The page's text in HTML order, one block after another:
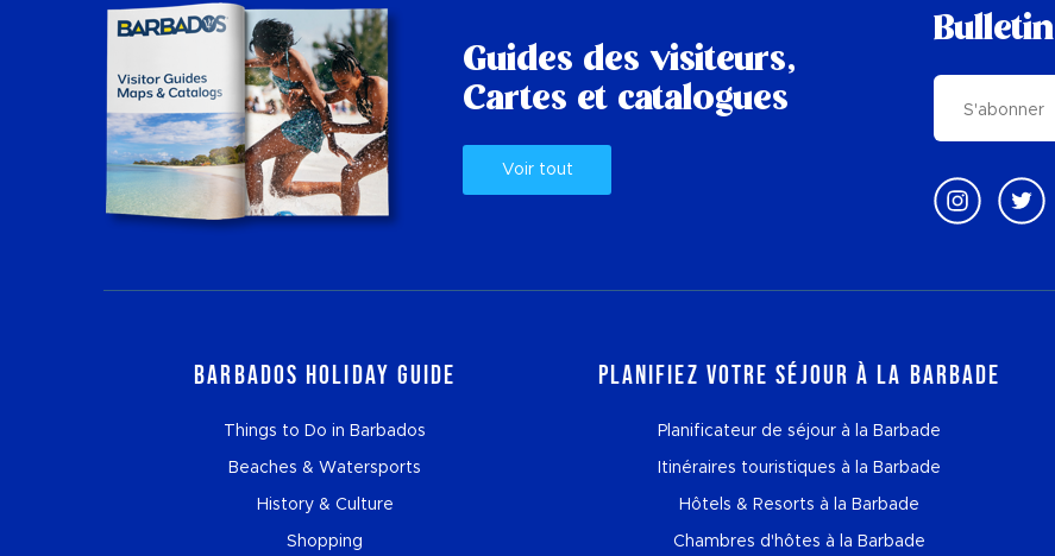
Guides des visiteurs,
Cartes et catalogues
Voir tout
Bulletin
Barbados Holiday Guide
Things to Do in Barbados
Beaches & Watersports
History & Culture
Shopping
Planifiez votre séjour à la Barbade
Planificateur de séjour à la Barbade
Itinéraires touristiques à la Barbade
Hôtels & Resorts à la Barbade
Chambres d'hôtes à la Barbade